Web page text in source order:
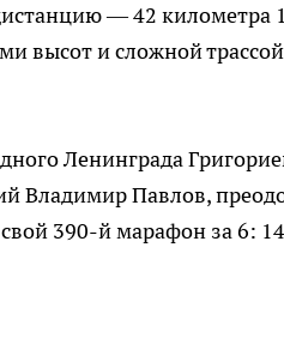
— 42 километра
высот и сложной
Ленинграда
Владимир Павлов,
390-й марафон за 6: